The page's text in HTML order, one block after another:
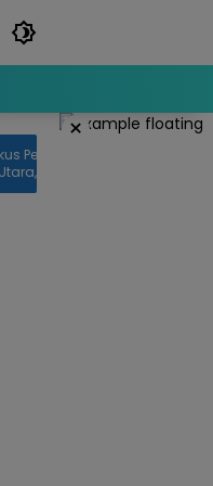
×
Tramadol di
Butir Obat Keras